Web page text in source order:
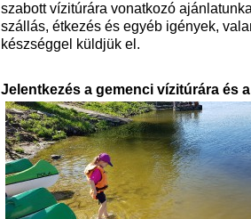
szabott vízitúrára vonatkozó
szállás, étkezés és egyéb igények,
készséggel küldjük el.
Jelentkezés a gemenci vízitúrára és